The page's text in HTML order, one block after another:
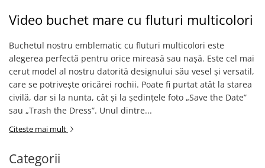
Video buchet mare cu fluturi multicolori
Buchetul nostru emblematic cu fluturi multicolori este
alegerea perfectă pentru orice mireasă sau nașă. Este cel mai
cerut model al nostru datorită designului său vesel și versatil,
care se potrivește oricărei rochii. Poate fi purtat atât la starea
civilă, dar si la nunta, cât și la ședințele foto „Save the Date”
sau „Trash the Dress”. Unul dintre...
Citeste mai mult
Categorii